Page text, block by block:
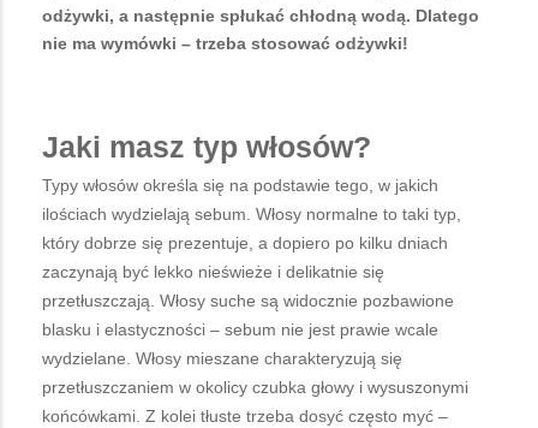
odżywki, a następnie spłukać chłodną wodą. Dlatego
nie ma wymówki – trzeba stosować odżywki!
Jaki masz typ włosów?
Typy włosów określa się na podstawie tego, w jakich
ilościach wydzielają sebum. Włosy normalne to taki typ,
który dobrze się prezentuje, a dopiero po kilku dniach
zaczynają być lekko nieświeże i delikatnie się
przetłuszczają. Włosy suche są widocznie pozbawione
blasku i elastyczności – sebum nie jest prawie wcale
wydzielane. Włosy mieszane charakteryzują się
przetłuszczaniem w okolicy czubka głowy i wysuszonymi
końcówkami. Z kolei tłuste trzeba dosyć często myć –